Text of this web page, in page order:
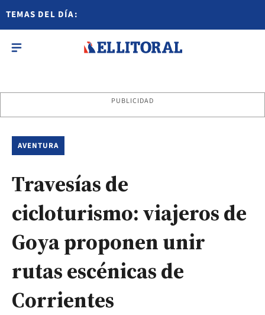
TEMAS DEL DÍA:
PUBLICIDAD
AVENTURA
Travesías de
cicloturismo: viajeros de
Goya proponen unir
rutas escénicas de
Corrientes